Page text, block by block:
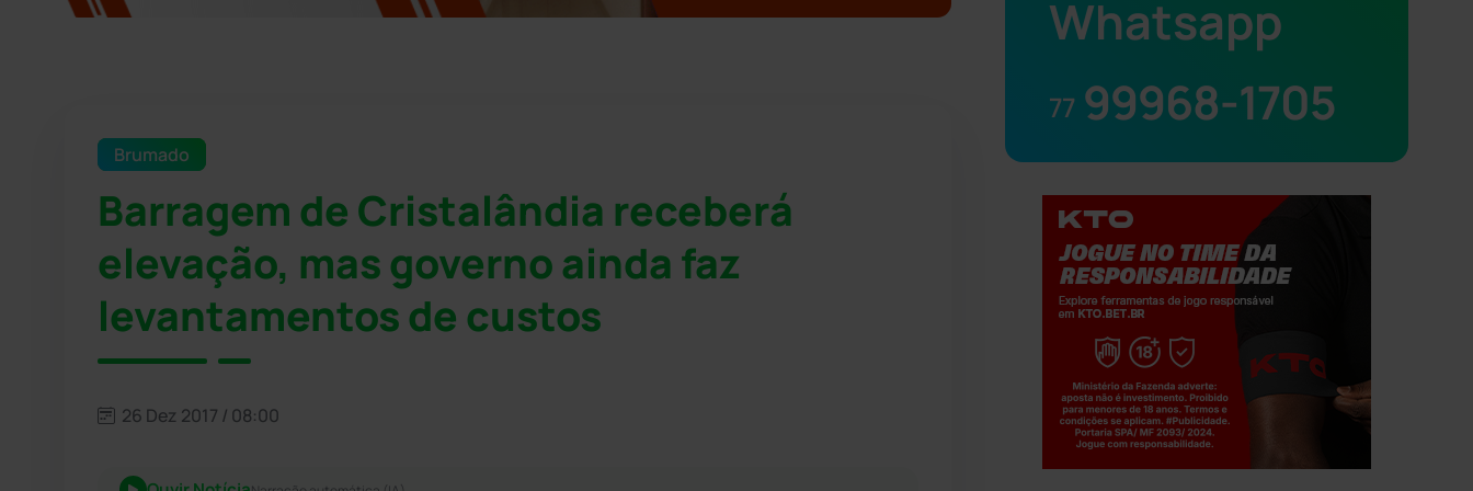
Brumado
Barragem de Cristalândia receberá
elevação, mas governo ainda faz
levantamentos de custos
26 Dez 2017 / 08:00
Whatsapp
77 99968-1705